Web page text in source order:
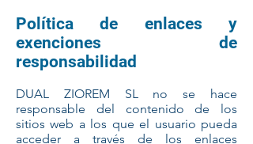
Política de enlaces y
exenciones de
responsabilidad
DUAL ZIOREM SL no se hace
responsable del contenido de los
sitios web a los que el usuario pueda
acceder a través de los enlaces